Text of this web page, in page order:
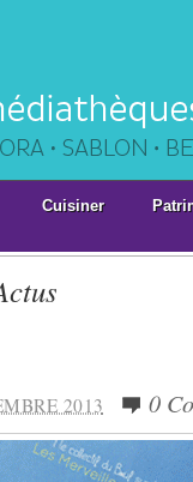
Cuisiner
2013 0